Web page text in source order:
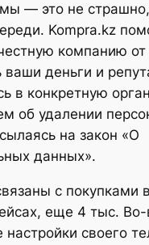
— это не
Kompra.kz
компанию
ваши деньги и
в конкретную
об удалении
на закон «О
данных».
с покупками в
еще 4 тыс.
настройки своего